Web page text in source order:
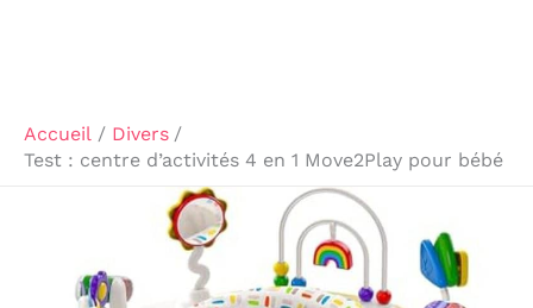
Accueil
Divers
Test : centre d’activités 4 en 1 Move2Play pour bébé